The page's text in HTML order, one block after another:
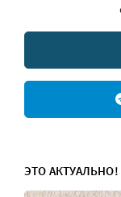
ЭТО АКТУАЛЬНО!